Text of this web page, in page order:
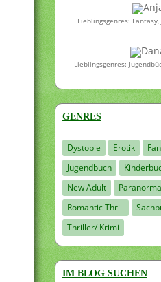
Lieblingsgenres:
Lieblingsgenres:
GENRES
Dystopie Erotik
Jugendbuch
New Adult
Romantic Thrill
Thriller/ Krimi
IM BLOG SUCHEN